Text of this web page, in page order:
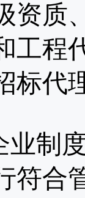
资质
工程
标代
业制
符合